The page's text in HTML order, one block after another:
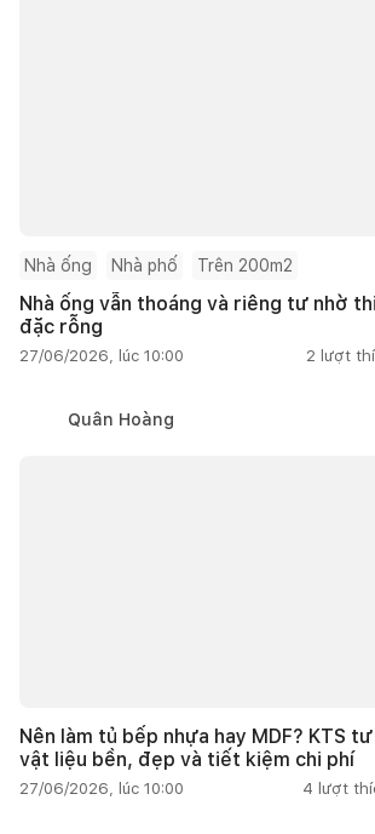
Nhà ống Nhà phố Trên 200m2
Nhà ống vẫn thoáng và riêng tư nhờ
đặc rỗng
27/06/2026, lúc 10:00 2 lượt
Quân Hoàng
Nên làm tủ bếp nhựa hay MDF? KTS
vật liệu bền, đẹp và tiết kiệm chi phí
27/06/2026, lúc 10:00 4 lượt